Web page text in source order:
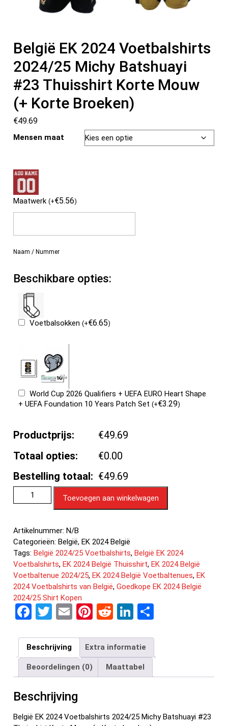
België EK 2024 Voetbalshirts
2024/25 Michy Batshuayi
#23 Thuisshirt Korte Mouw
(+ Korte Broeken)
€49.69
Mensen maat
Maatwerk(+€5.56)
Naam / Nummer
Beschikbare opties:
Voetbalsokken(+€6.65)
World Cup 2026 Qualifiers + UEFA EURO Heart Shape
+ UEFA Foundation 10 Years Patch Set(+€3.29)
Productprijs:
€49.69
Totaal opties:
€0.00
Bestelling totaal: €49.69
Toevoegen aan winkelwagen
Artikelnummer:N/B
Categorieën:België,EK 2024 België
Tags:België 2024/25 Voetbalshirts,België EK 2024
Voetbalshirts,EK 2024 België Thuisshirt,EK 2024 België
Voetbaltenue 2024/25,EK 2024 België Voetbaltenues,EK
2024 Voetbalshirts van België,Goedkope EK 2024 België
2024/25 Shirt Kopen
F
ce
b
o
o
k
T
tt
er
E
ail
Pi
er
es
t
R
d
di
t
Li
ke
dI
n
e
n
Beschrijving Extra informatie
Beoordelingen (0) Maattabel
Beschrijving
België EK 2024 Voetbalshirts 2024/25 Michy Batshuayi #23